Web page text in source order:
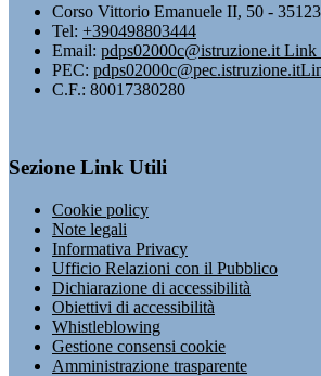
Corso Vittorio Emanuele II, 50 -
Tel: +390498803444
Email: pdps02000c@istruzione.it Link
PEC: pdps02000c@pec.istruzione.it
C.F.: 80017380280
Sezione Link Utili
Cookie policy
Note legali
Informativa Privacy
Ufficio Relazioni con il Pubblico
Dichiarazione di accessibilità
Obiettivi di accessibilità
Whistleblowing
Gestione consensi cookie
Amministrazione trasparente